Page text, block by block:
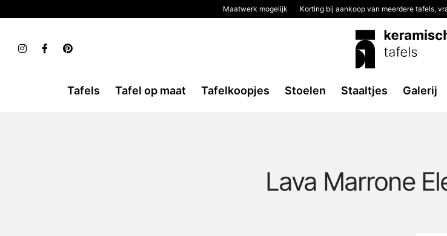
Maatwerk mogelijk Korting bij aankoop van meerdere tafels,
Tafels Tafel op maat Tafelkoopjes Stoelen Staaltjes Galerij
Lava Marrone